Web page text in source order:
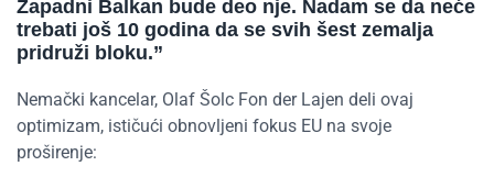
Zapadni Balkan bude deo nje. Nadam se da neće
trebati još 10 godina da se svih šest zemalja
pridruži bloku.”
Nemački kancelar, Olaf Šolc Fon der Lajen deli ovaj
optimizam, ističući obnovljeni fokus EU na svoje
proširenje: